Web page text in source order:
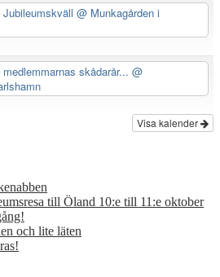
Jubileumskväll @ Munkagården i
skådarår... @
Visa kalender
till Öland 10:e till 11:e oktober
och lite läten